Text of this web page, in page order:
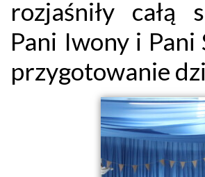
rozjaśniły całą
Pani Iwony i Pani
przygotowanie